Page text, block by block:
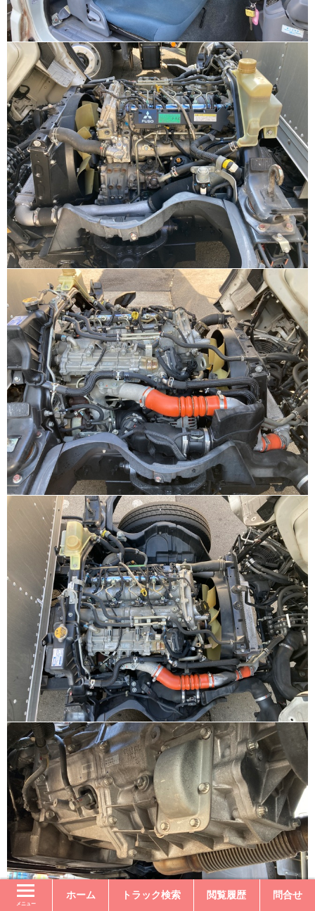
メニュー
ホーム トラック検索 閲覧履歴 問合せ